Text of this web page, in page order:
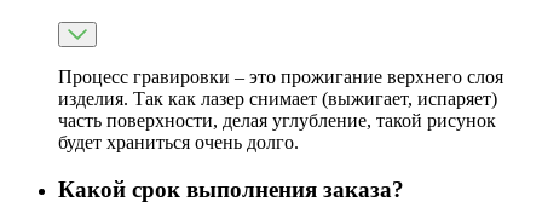
Процесс гравировки – это прожигание верхнего слоя
изделия. Так как лазер снимает (выжигает, испаряет)
часть поверхности, делая углубление, такой рисунок
будет храниться очень долго.
Какой срок выполнения заказа?